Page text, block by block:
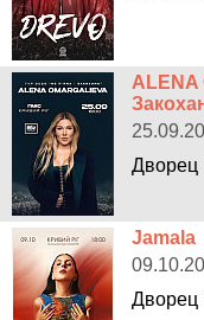
ALENA
Дворец
Jamala
Дворец